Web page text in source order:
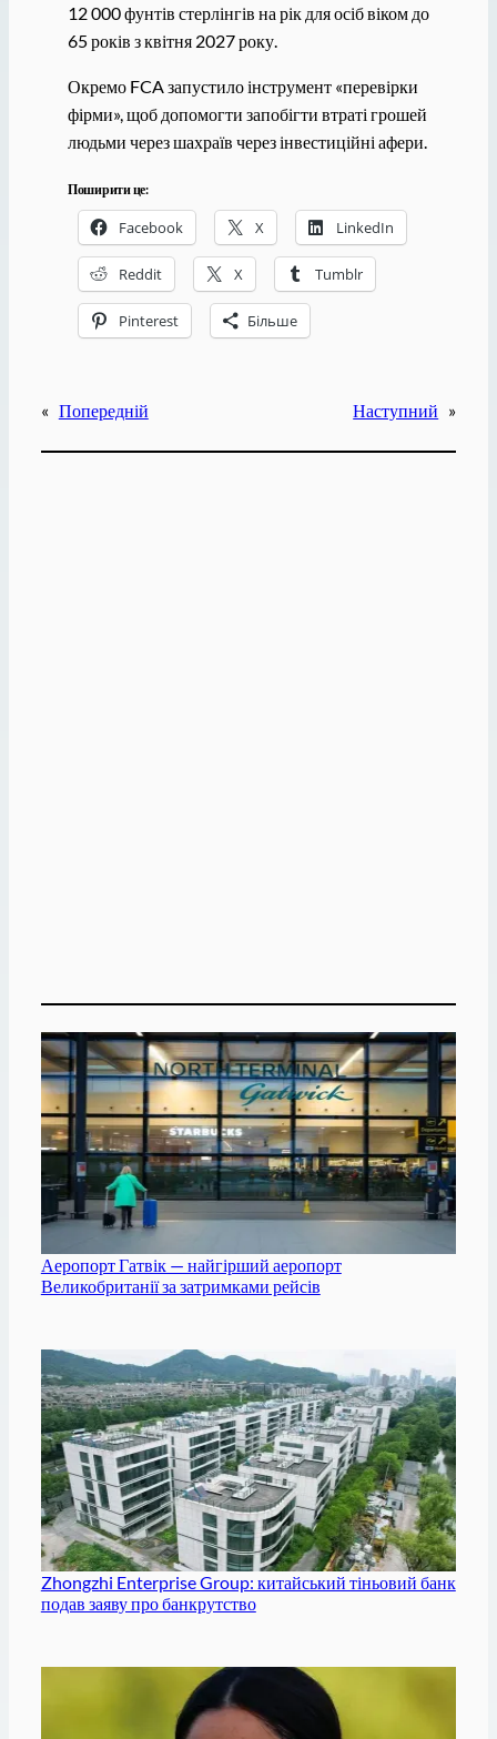
12 000 фунтів стерлінгів на рік для осіб віком до
65 років з квітня 2027 року.
Окремо FCA запустило інструмент «перевірки
фірми», щоб допомогти запобігти втраті грошей
людьми через шахраїв через інвестиційні афери.
Поширити це:
Facebook X LinkedIn
Reddit X Tumblr
Pinterest Більше
« Попередній Наступний »
Аеропорт Гатвік — найгірший аеропорт
Великобританії за затримками рейсів
Zhongzhi Enterprise Group: китайський тіньовий банк
подав заяву про банкрутство